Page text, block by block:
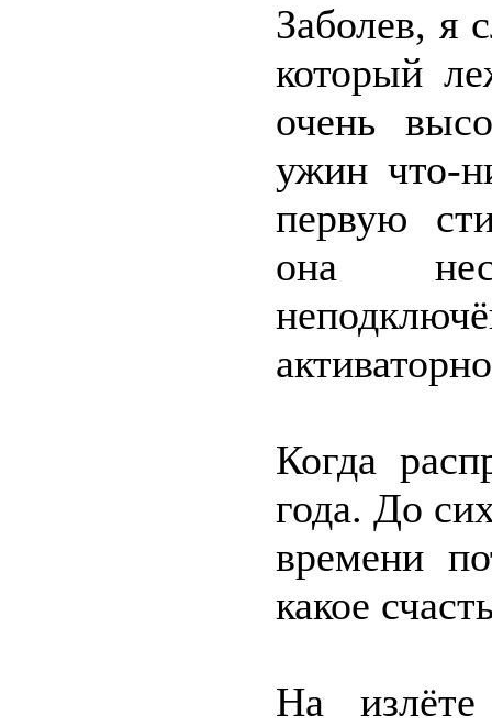
Заболев, я
который
очень
ужин что-
первую
она
Когда
года. До
времени
какое
На